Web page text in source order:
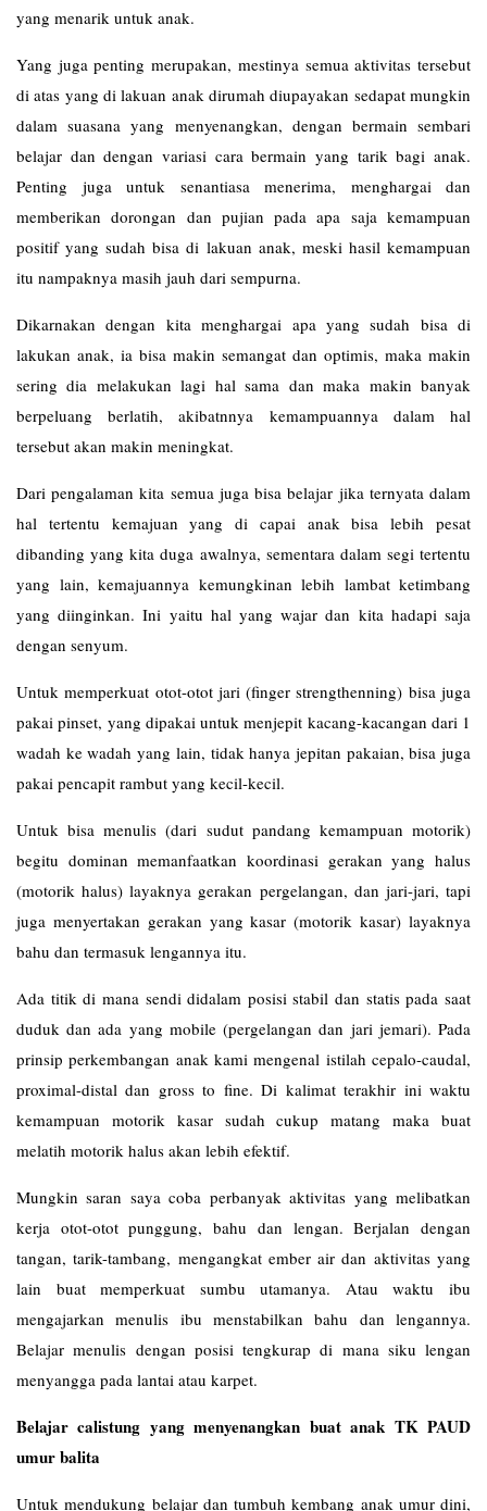
yang menarik untuk anak.
Yang juga penting merupakan, mestinya semua aktivitas tersebut
di atas yang di lakuan anak dirumah diupayakan sedapat mungkin
dalam suasana yang menyenangkan, dengan bermain sembari
belajar dan dengan variasi cara bermain yang tarik bagi anak.
Penting juga untuk senantiasa menerima, menghargai dan
memberikan dorongan dan pujian pada apa saja kemampuan
positif yang sudah bisa di lakuan anak, meski hasil kemampuan
itu nampaknya masih jauh dari sempurna.
Dikarnakan dengan kita menghargai apa yang sudah bisa di
lakukan anak, ia bisa makin semangat dan optimis, maka makin
sering dia melakukan lagi hal sama dan maka makin banyak
berpeluang berlatih, akibatnnya kemampuannya dalam hal
tersebut akan makin meningkat.
Dari pengalaman kita semua juga bisa belajar jika ternyata dalam
hal tertentu kemajuan yang di capai anak bisa lebih pesat
dibanding yang kita duga awalnya, sementara dalam segi tertentu
yang lain, kemajuannya kemungkinan lebih lambat ketimbang
yang diinginkan. Ini yaitu hal yang wajar dan kita hadapi saja
dengan senyum.
Untuk memperkuat otot-otot jari (finger strengthenning) bisa juga
pakai pinset, yang dipakai untuk menjepit kacang-kacangan dari 1
wadah ke wadah yang lain, tidak hanya jepitan pakaian, bisa juga
pakai pencapit rambut yang kecil-kecil.
Untuk bisa menulis (dari sudut pandang kemampuan motorik)
begitu dominan memanfaatkan koordinasi gerakan yang halus
(motorik halus) layaknya gerakan pergelangan, dan jari-jari, tapi
juga menyertakan gerakan yang kasar (motorik kasar) layaknya
bahu dan termasuk lengannya itu.
Ada titik di mana sendi didalam posisi stabil dan statis pada saat
duduk dan ada yang mobile (pergelangan dan jari jemari). Pada
prinsip perkembangan anak kami mengenal istilah cepalo-caudal,
proximal-distal dan gross to fine. Di kalimat terakhir ini waktu
kemampuan motorik kasar sudah cukup matang maka buat
melatih motorik halus akan lebih efektif.
Mungkin saran saya coba perbanyak aktivitas yang melibatkan
kerja otot-otot punggung, bahu dan lengan. Berjalan dengan
tangan, tarik-tambang, mengangkat ember air dan aktivitas yang
lain buat memperkuat sumbu utamanya. Atau waktu ibu
mengajarkan menulis ibu menstabilkan bahu dan lengannya.
Belajar menulis dengan posisi tengkurap di mana siku lengan
menyangga pada lantai atau karpet.
Belajar calistung yang menyenangkan buat anak TK PAUD
umur balita
Untuk mendukung belajar dan tumbuh kembang anak umur dini,